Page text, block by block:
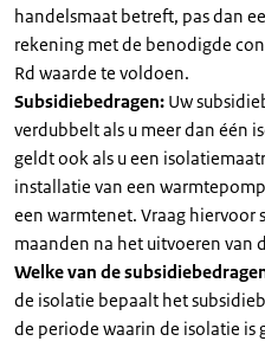
handelsmaat betreft, pas dan
rekening met de benodigde
Rd waarde te voldoen.
Subsidiebedragen: Uw
verdubbelt als u meer dan één
geldt ook als u een
installatie van een
een warmtenet. Vraag hiervoor
maanden na het uitvoeren van
Welke van de
de isolatie bepaalt het
de periode waarin de isolatie is